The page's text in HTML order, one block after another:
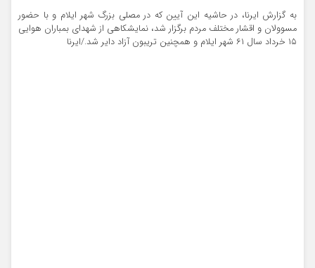
به گزارش ایرنا، در حاشیه این آیین که در مصلی بزرگ شهر ایلام و با حضور
مسوولان و اقشار مختلف مردم برگزار شد، نمایشکاهی از شهدای بمباران هوایی
۱۵ خرداد سال ۶۱ شهر ایلام و همچنین تریبون آزاد دایر شد./ایرنا